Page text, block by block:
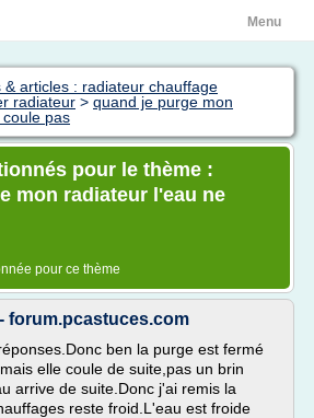
Menu
& articles : radiateur chauffage
radiateur > quand je purge mon
pas
pour le thème :
mon radiateur l'eau ne
pour ce thème
forum.pcastuces.com
ben la purge est fermé
elle coule de suite,pas un brin
arrive de suite.Donc j'ai remis la
reste froid.L'eau est froide